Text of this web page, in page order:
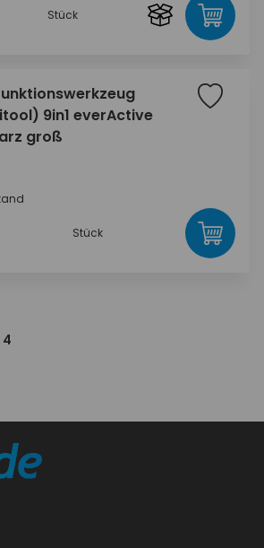
Stück
9in1 everActive
groß
Stück
4